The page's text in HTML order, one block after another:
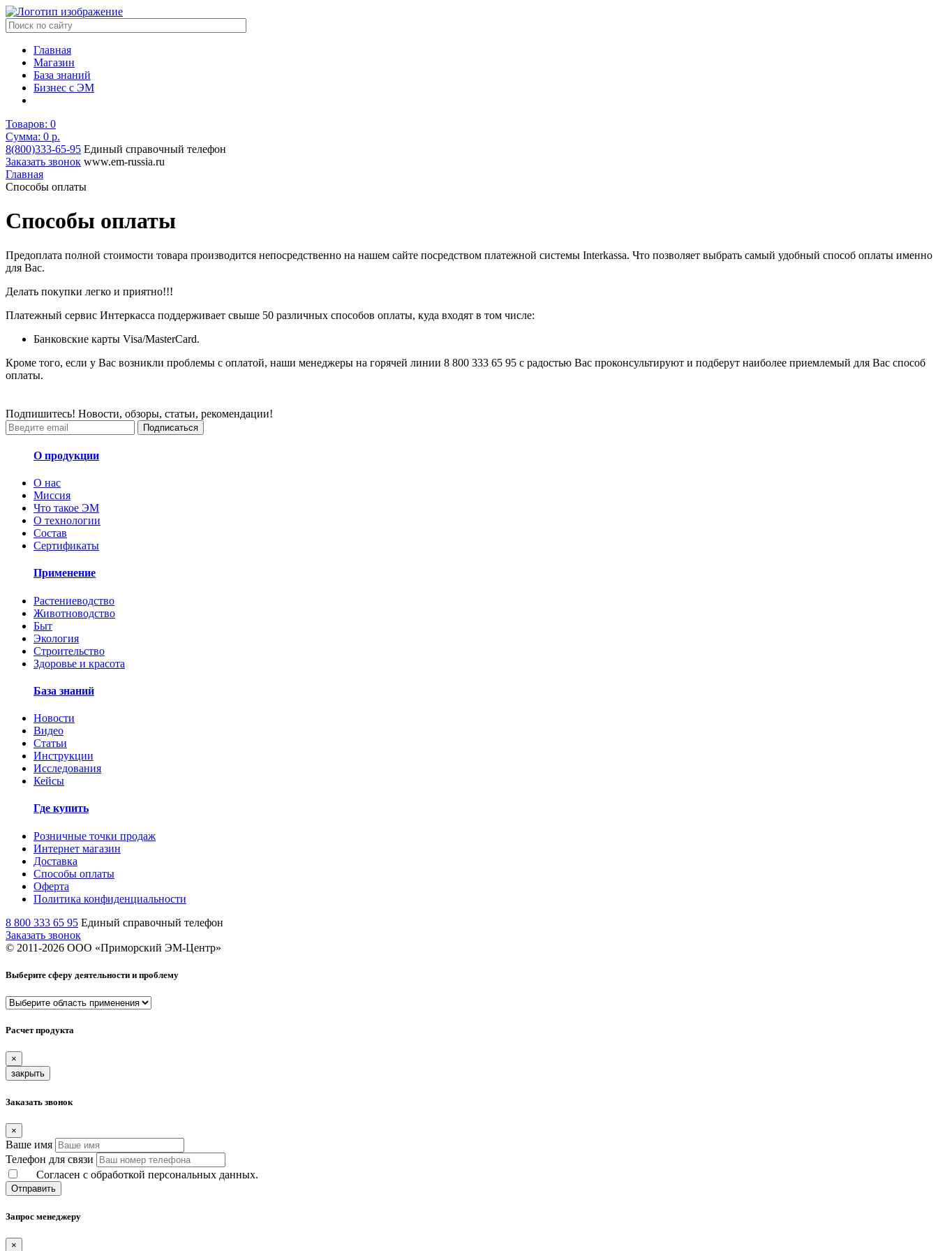
Главная
Магазин
База знаний
Бизнес с ЭМ
Товаров: 0
Сумма: 0 р.
8(800)333-65-95 Единый справочный телефон
Заказать звонок www.em-russia.ru
Главная
Способы оплаты
Способы оплаты
Предоплата полной стоимости товара производится непосредственно на нашем сайте посредством платежной системы Interkassa. Что позволяет выбрать самый удобный способ оплаты именно
для Вас.
Делать покупки легко и приятно!!!
Платежный сервис Интеркасса поддерживает свыше 50 различных способов оплаты, куда входят в том числе:
Банковские карты Visa/MasterCard.
Кроме того, если у Вас возникли проблемы с оплатой, наши менеджеры на горячей линии 8 800 333 65 95 с радостью Вас проконсультируют и подберут наиболее приемлемый для Вас способ
оплаты.
Подпишитесь! Новости, обзоры, статьи, рекомендации!
Подписаться
О продукции
О нас
Миссия
Что такое ЭМ
О технологии
Состав
Сертификаты
Применение
Растениеводство
Животноводство
Быт
Экология
Строительство
Здоровье и красота
База знаний
Новости
Видео
Статьи
Инструкции
Исследования
Кейсы
Где купить
Розничные точки продаж
Интернет магазин
Доставка
Способы оплаты
Оферта
Политика конфиденциальности
8 800 333 65 95 Единый справочный телефон
Заказать звонок
© 2011-2026 ООО «Приморский ЭМ-Центр»
Выберите сферу деятельности и проблему
Расчет продукта
×
закрыть
Заказать звонок
×
Ваше имя
Телефон для связи
Согласен с обработкой персональных данных.
Отправить
Запрос менеджеру
×